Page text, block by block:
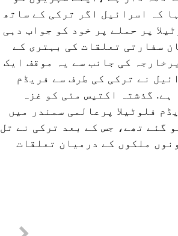
کہ اسرائیل اگر ترکی کے ساتھ
پر حملے پر خود کو جواب دہی
سفارتی تعلقات کی بہتری کے
کی جانب سے یہ موقف ایک
نے ترکی کی طرف سے فریڈم
ہے. گذشتہ اکتیس مئی کو غزہ
فلوٹیلا پرعالمی سمندر میں
گئے تھے، جس کے بعد ترکی نے تل
ملکوں کے درمیان تعلقات